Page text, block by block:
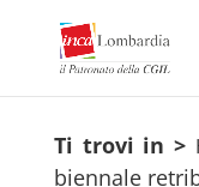
Ti trovi in >
biennale